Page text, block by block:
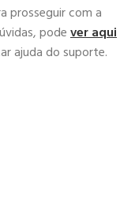
prosseguir com a
podever aqui
ajuda do suporte.